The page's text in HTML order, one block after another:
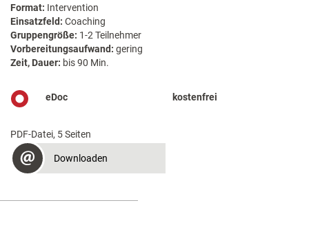
Format: Intervention
Einsatzfeld: Coaching
Gruppengröße: 1-2 Teilnehmer
Vorbereitungsaufwand: gering
Zeit, Dauer: bis 90 Min.
eDoc kostenfrei
PDF-Datei, 5 Seiten
Downloaden